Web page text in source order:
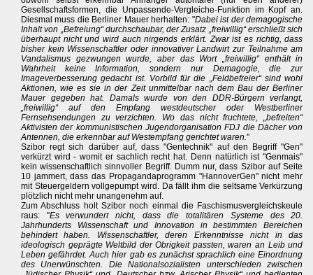
Gesellschaftsformen, die Unpassende-Vergleiche-Funktion im Kopf an.
Diesmal muss die Berliner Mauer herhalten: "Dabei ist der demagogische
Inhalt von „Befreiung“ durchschaubar, der Zusatz „freiwillig“ erschließt sich
überhaupt nicht und wird auch nirgends erklärt. Zwar ist es richtig, dass
bisher kein Wissenschaftler oder innovativer Landwirt zur Teilnahme am
Vandalismus gezwungen wurde, aber das Wort „freiwillig“ enthält in
Wahrheit keine Information, sondern nur Demagogie, die zur
Imageverbesserung gedacht ist. Vorbild für die „Feldbefreier“ sind wohl
Aktionen, wie es sie in der Zeit unmittelbar nach dem Bau der Berliner
Mauer gegeben hat. Damals wurde von den DDR-Bürgern verlangt,
„freiwillig“ auf den Empfang westdeutscher oder Westberliner
Fernsehsendungen zu verzichten. Wo das nicht fruchtete, „befreiten“
Aktivisten der kommunistischen Jugendorganisation FDJ die Dächer von
Antennen, die erkennbar auf Westempfang gerichtet waren."
Szibor regt sich darüber auf, dass "Gentechnik" auf den Begriff "Gen"
verkürzt wird - womit er sachlich recht hat. Denn natürlich ist "Genmais"
kein wissenschaftlich sinnvoller Begriff. Dumm nur, dass Szibor auf Seite
10 jammert, dass das Propagandaprogramm "HannoverGen" nicht mehr
mit Steuergeldern vollgepumpt wird. Da fällt ihm die seltsame Verkürzung
plötzlich nicht mehr unangenehm auf.
Zum Abschluss holt Szibor noch einmal die Faschismusvergleichskeule
raus: "Es verwundert nicht, dass die totalitären Systeme des 20.
Jahrhunderts Wissenschaft und Innovation in bestimmten Bereichen
behindert haben. Wissenschaftler, deren Erkenntnisse nicht in das
ideologisch geprägte Weltbild der Obrigkeit passten, waren an Leib und
Leben gefährdet. Auch hier gab es zunächst sprachlich eine Einordnung
des Unerwünschten. Die Nationalsozialisten unterschieden zwischen